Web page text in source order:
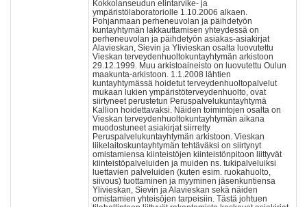
Kokkolanseudun elintarvike- ja
ympäristölaboratoriolle 1.10.2006 alkaen.
Pohjanmaan perheneuvolan ja päihdetyön
kuntayhtymän lakkauttamisen yhteydessä on
perheneuvolan ja päihdetyön asiakas-asiakirjat
Alavieskan, Sievin ja Ylivieskan osalta luovutettu
Vieskan terveydenhuoltokuntayhtymän arkistoon
29.12.1999. Muu arkistoaineisto on luovutettu Oulun
maakunta-arkistoon. 1.1.2008 lähtien
kuntayhtymässä hoidetut terveydenhuoltopalvelut
mukaan lukien ympäristöterveydenhuolto, ovat
siirtyneet perustetun Peruspalvelukuntayhtymä
Kallion hoidettavaksi. Näiden toimintojen osalta on
Vieskan terveydenhuoltokuntayhtymän aikana
muodostuneet asiakirjat siirretty
Peruspalvelukuntayhtymän arkistoon. Vieskan
liikelaitoskuntayhtymän tehtäväksi on siirtynyt
omistamiensa kiinteistöjen kiinteistönpitoon liittyvät
kiinteistöpalveluiden ja muiden ns. tukipalveluiksi
luettavien palveluiden (kuten esim. ruokahuolto,
siivous) tuottaminen ja myyminen jäsenkuntiensa
Ylivieskan, Sievin ja Alavieskan sekä näiden
omistamien yhteisöjen tarpeisiin. Tästä johtuen